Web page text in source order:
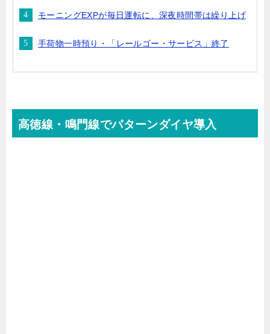
モーニングEXPが毎日運転に、深夜時間帯は繰り上げ
手荷物一時預り・「レールゴー・サービス」終了
高徳線・鳴門線でパターンダイヤ導入